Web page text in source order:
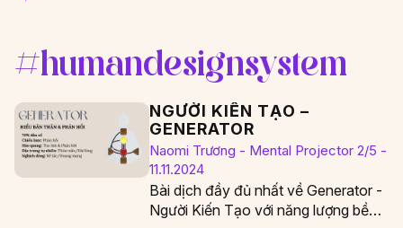
#humandesignsystem
NGƯỜI KIẾN TẠO –
GENERATOR
Naomi Trương - Mental Projector 2/5 -
11.11.2024
Bài dịch đầy đủ nhất về Generator -
Người Kiến Tạo với năng lượng bền